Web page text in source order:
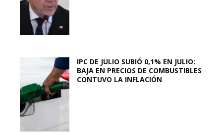
IPC DE JULIO SUBIÓ 0,1% EN JULIO:
BAJA EN PRECIOS DE COMBUSTIBLES
CONTUVO LA INFLACIÓN